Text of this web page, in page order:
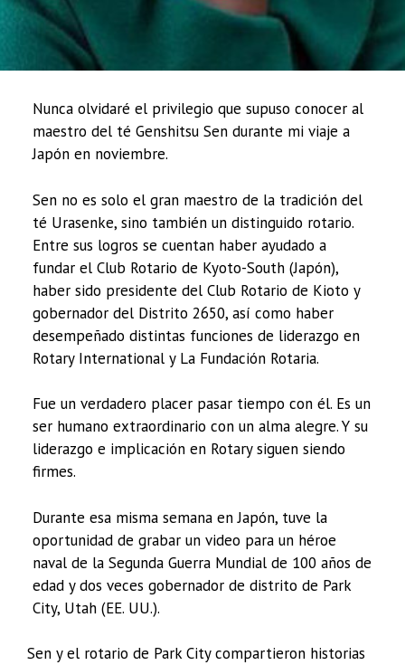
Nunca olvidaré el privilegio que supuso conocer al
maestro del té Genshitsu Sen durante mi viaje a
Japón en noviembre.
Sen no es solo el gran maestro de la tradición del
té Urasenke, sino también un distinguido rotario.
Entre sus logros se cuentan haber ayudado a
fundar el Club Rotario de Kyoto-South (Japón),
haber sido presidente del Club Rotario de Kioto y
gobernador del Distrito 2650, así como haber
desempeñado distintas funciones de liderazgo en
Rotary International y La Fundación Rotaria.
Fue un verdadero placer pasar tiempo con él. Es un
ser humano extraordinario con un alma alegre. Y su
liderazgo e implicación en Rotary siguen siendo
firmes.
Durante esa misma semana en Japón, tuve la
oportunidad de grabar un video para un héroe
naval de la Segunda Guerra Mundial de 100 años de
edad y dos veces gobernador de distrito de Park
City, Utah (EE. UU.).
Sen y el rotario de Park City compartieron historias